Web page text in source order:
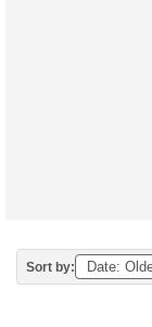
Sort by: